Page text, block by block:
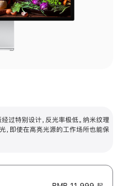
过特别设计，反光率极低。纳米纹理
，即使在高亮光源的工作场所也能保